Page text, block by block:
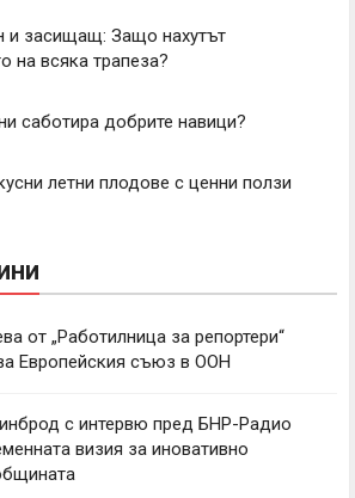
и засищащ: Защо нахутът
на всяка трапеза?
саботира добрите навици?
летни плодове с ценни ползи
от „Работилница за репортери“
Европейския съюз в ООН
с интервю пред БНР-Радио
визия за иновативно